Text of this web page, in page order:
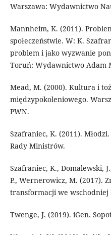
Warszawa: Wydawnictwo
Mannheim, K. (2011).
społeczeństwie. W: K.
problem i jako wyzwanie
Toruń: Wydawnictwo Adam
Mead, M. (2000). Kultura i
międzypokoleniowego.
PWN.
Szafraniec, K. (2011).
Rady Ministrów.
Szafraniec, K., Domalewski,
P., Wernerowicz, M. (2017).
transformacji we wschodniej
Twenge, J. (2019). iGen.